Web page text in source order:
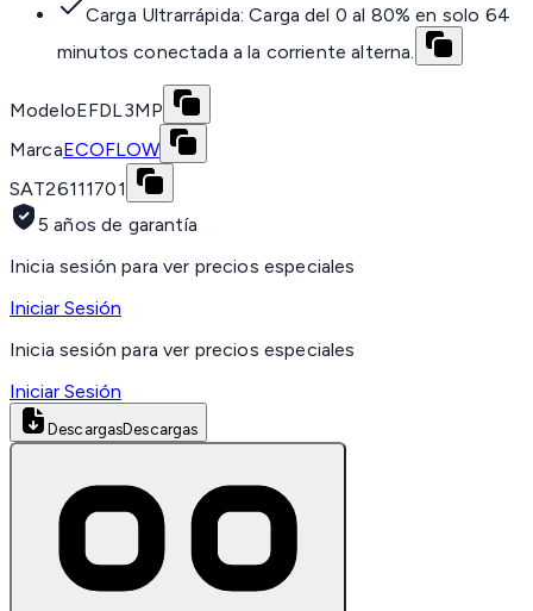
Carga Ultrarrápida: Carga del 0 al 80% en solo 64
minutos conectada a la corriente alterna.
ModeloEFDL3MP
MarcaECOFLOW
SAT26111701
5 años de garantía
Inicia sesión para ver precios especiales
Iniciar Sesión
Inicia sesión para ver precios especiales
Iniciar Sesión
DescargasDescargas